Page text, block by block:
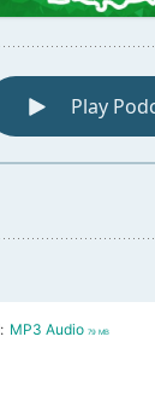
MP3 Audio 79 MB